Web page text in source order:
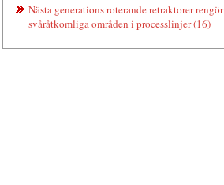
Nästa generations roterande retraktorer rengör
svåråtkomliga områden i processlinjer (16)